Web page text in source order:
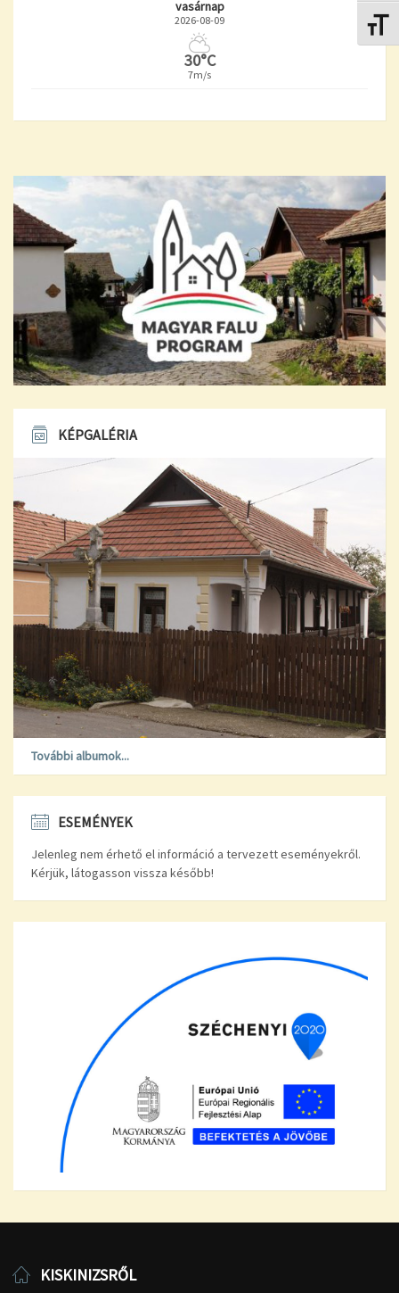
vasárnap
2026-08-09
30°C
7m/s
KÉPGALÉRIA
További albumok...
ESEMÉNYEK
Jelenleg nem érhető el információ a tervezett eseményekről.
Kérjük, látogasson vissza később!
KISKINIZSRŐL